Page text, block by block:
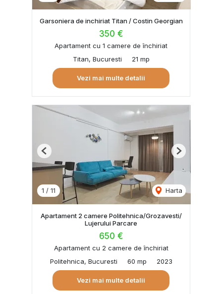
Garsoniera de inchiriat Titan / Costin Georgian
350 €
Apartament cu 1 camere de închiriat
Titan, Bucuresti
21 mp
Vezi mai multe detalii
1 / 11 Harta
Previous Next
Apartament 2 camere Politehnica/Grozavesti/
Lujerului Parcare
650 €
Apartament cu 2 camere de închiriat
Politehnica, Bucuresti
60 mp 2023
Vezi mai multe detalii